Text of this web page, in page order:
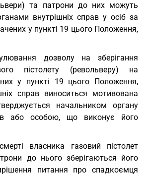
та патрони до них можуть
внутрішніх справ у осіб за
у пункті 19 цього Положення,
дозволу на зберігання
пістолету (револьверу) на
у пункті 19 цього Положення,
справ виноситься мотивована
начальником органу
або особою, що виконує його
власника газовий пістолет
до нього зберігаються його
питання про спадкоємця